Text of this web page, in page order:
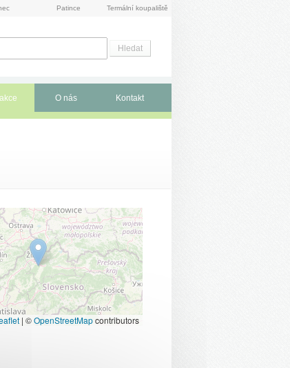
Patince Termální koupaliště
O nás Kontakt
| ©OpenStreetMapcontributors